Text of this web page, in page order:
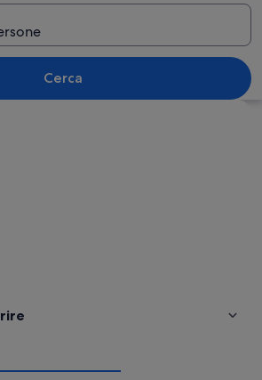
Una strada costiera sinuosa che
Cerca